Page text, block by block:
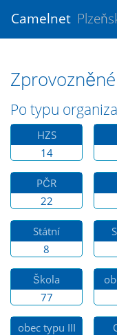
Camelnet
Po typu
HZS
14
PČR
22
Státní
8
Škola
77
obec typu III